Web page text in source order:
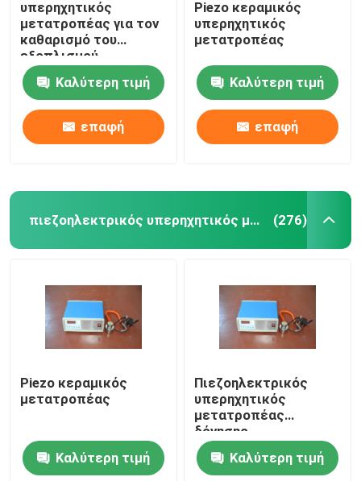
υπερηχητικός
μετατροπέας για τον
καθαρισμό του
εξοπλισμού
Καλύτερη τιμή
επαφή
Piezo κεραμικός
υπερηχητικός
μετατροπέας
Καλύτερη τιμή
επαφή
πιεζοηλεκτρικός υπερηχητικός μετατροπέας (276)
Piezo κεραμικός
μετατροπέας
Καλύτερη τιμή
Πιεζοηλεκτρικός
υπερηχητικός
μετατροπέας
δόνησης
Καλύτερη τιμή